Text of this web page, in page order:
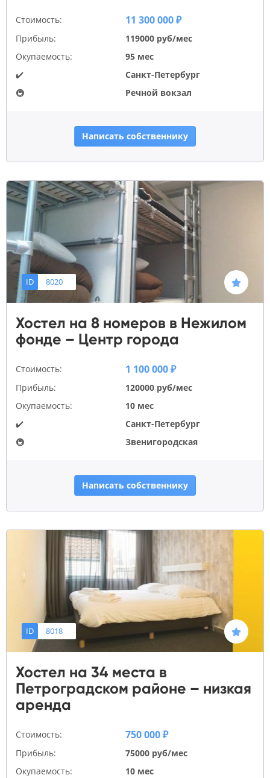
Стоимость: 11 300 000 ₽
Прибыль:
119000 руб/мес
Окупаемость:
95 мес
✔️
Санкт-Петербург
🚇
Речной вокзал
Написать собственнику
ID 8020
Хостел на 8 номеров в Нежилом
фонде – Центр города
Стоимость: 1 100 000 ₽
Прибыль:
120000 руб/мес
Окупаемость:
10 мес
✔️
Санкт-Петербург
🚇
Звенигородская
Написать собственнику
ID 8018
Хостел на 34 места в
Петроградском районе – низкая
аренда
Стоимость: 750 000 ₽
Прибыль:
75000 руб/мес
Окупаемость:
10 мес